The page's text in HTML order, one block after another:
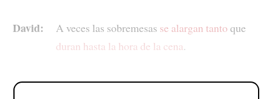
David: A veces las sobremesas se alargan tanto que
duran hasta la hora de la cena.